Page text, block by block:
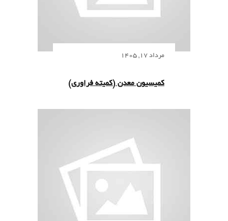
مرداد 17, 1405
کمیسیون معدن (کمیته فراوری)